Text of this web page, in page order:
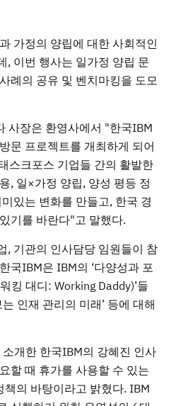
가정의 양립에 대한 사회적인
, 이번 행사는 일가정 양립 문
례의 공유 및 벤치마킹을 도모
사장은 환영사에서 "한국IBM
문 프로젝트를 개최하게 되어
스크포스 기업들 간의 활발한
, 일×가정 양립, 양성 평등 정
있는 변화를 만들고, 한국 경
기를 바란다"고 말했다.
, 기관의 인사담당 임원들이 참
국IBM은 IBM의 ‘다양성과 포
킹 대디: Working Daddy)’들
인재 관리의 미래’ 등에 대해
소개한 한국IBM의 강혜진 인사
할 때 휴가를 사용할 수 있는
책의 바탕이라고 밝혔다. IBM